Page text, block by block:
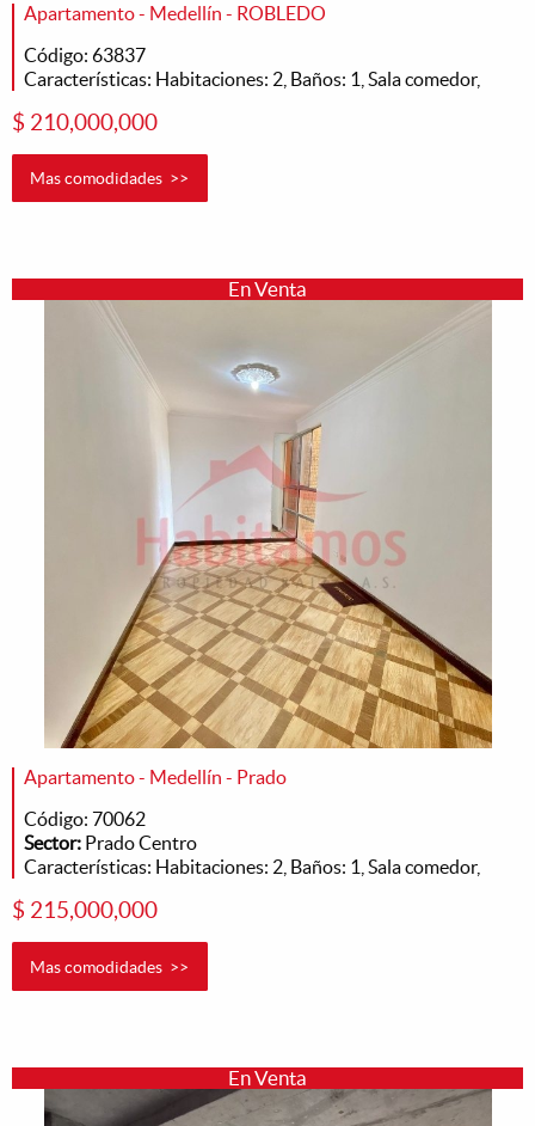
Apartamento - Medellín - ROBLEDO
Código: 63837
Características: Habitaciones: 2, Baños: 1, Sala comedor,
$ 210,000,000
Mas comodidades >>
En Venta
Apartamento - Medellín - Prado
Código: 70062
Sector: Prado Centro
Características: Habitaciones: 2, Baños: 1, Sala comedor,
$ 215,000,000
Mas comodidades >>
En Venta